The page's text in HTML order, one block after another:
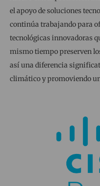
el apoyo de soluciones
continúa trabajando para
tecnológicas innovadoras
mismo tiempo preserven
así una diferencia
climático y promoviendo